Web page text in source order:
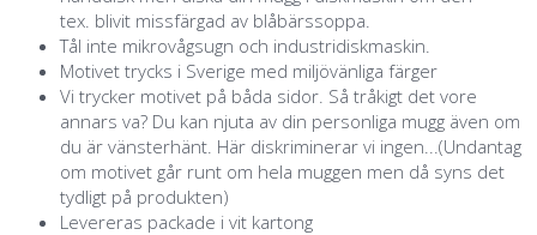
tex. blivit missfärgad av blåbärssoppa.
Tål inte mikrovågsugn och industridiskmaskin.
Motivet trycks i Sverige med miljövänliga färger
Vi trycker motivet på båda sidor. Så tråkigt det vore
annars va? Du kan njuta av din personliga mugg även om
du är vänsterhänt. Här diskriminerar vi ingen...(Undantag
om motivet går runt om hela muggen men då syns det
tydligt på produkten)
Levereras packade i vit kartong